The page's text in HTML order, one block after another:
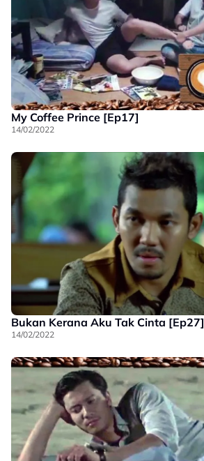
My Coffee Prince [Ep17]
14/02/2022
Bukan Kerana Aku Tak Cinta [Ep27]
14/02/2022